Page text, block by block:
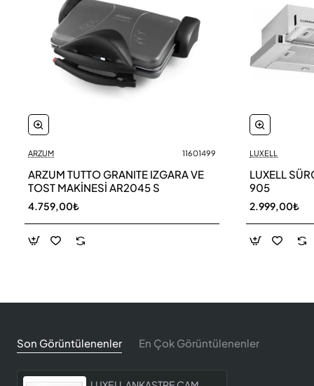
ARZUM 11601499
ARZUM TUTTO GRANITE IZGARA VE
TOST MAKİNESİ AR2045 S
4.759,00₺
LUXELL
LUXELL
905
2.999,00₺
Son Görüntülenenler En Çok Görüntülenenler